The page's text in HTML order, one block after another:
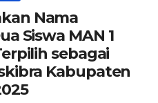
Nama
Siswa MAN 1
sebagai
Kabupaten